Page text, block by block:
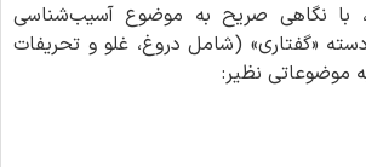
با نگاهی صریح به موضوع آسیب‌شناسی
«گفتاری» (شامل دروغ، غلو و تحریفات
موضوعاتی نظیر: